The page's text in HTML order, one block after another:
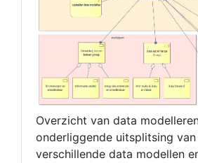
Overzicht van data
onderliggende uitsplitsing
verschillende data modellen